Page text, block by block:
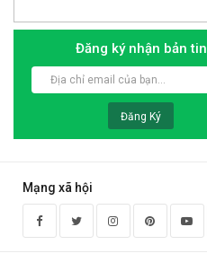
Đăng ký nhận bản tin
Đăng Ký
Mạng xã hội